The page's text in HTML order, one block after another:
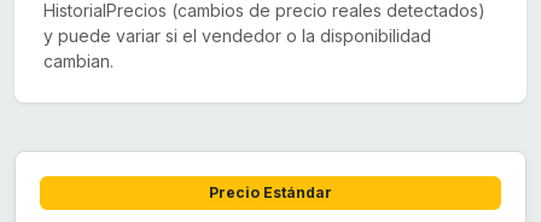
HistorialPrecios (cambios de precio reales detectados)
y puede variar si el vendedor o la disponibilidad
cambian.
Precio Estándar